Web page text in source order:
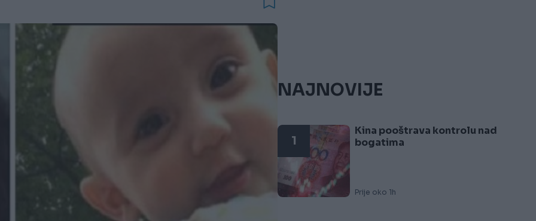
NAJNOVIJE
1
Kina pooštrava kontrolu nad
bogatima
Prije oko 1h